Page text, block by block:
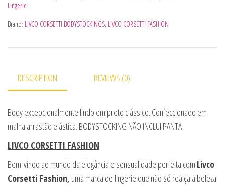
Lingerie
Brand: LIVCO CORSETTI BODYSTOCKINGS, LIVCO CORSETTI FASHION
DESCRIPTION REVIEWS (0)
Body excepcionalmente lindo em preto clássico. Confeccionado em
malha arrastão elástica. BODYSTOCKING NÃO INCLUI PANTA
LIVCO CORSETTI FASHION
Bem-vindo ao mundo da elegância e sensualidade perfeita com Livco
Corsetti Fashion, uma marca de lingerie que não só realça a beleza